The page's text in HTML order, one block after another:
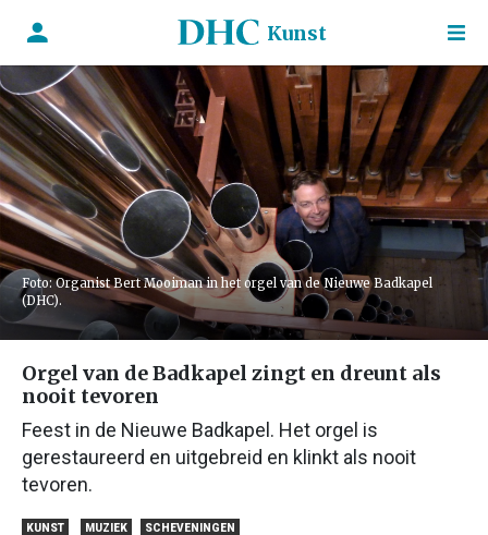
Kunst
Foto: Organist Bert Mooiman in het orgel van de Nieuwe Badkapel
(DHC).
Orgel van de Badkapel zingt en dreunt als
nooit tevoren
Feest in de Nieuwe Badkapel. Het orgel is
gerestaureerd en uitgebreid en klinkt als nooit
tevoren.
KUNST MUZIEK SCHEVENINGEN